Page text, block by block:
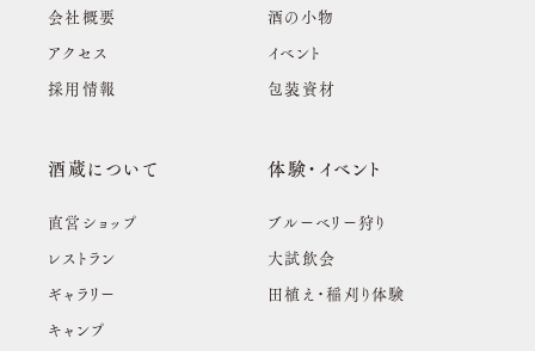
会社概要
アクセス
採用情報
酒の小物
イベント
包装資材
酒蔵について
直営ショップ
レストラン
ギャラリー
キャンプ
体験・イベント
ブルーベリー狩り
大試飲会
田植え・稲刈り体験